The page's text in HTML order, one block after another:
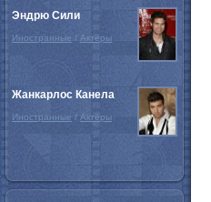
Эндрю Сили
Иностранные / Актёры
Жанкарлос Канела
Иностранные / Актёры